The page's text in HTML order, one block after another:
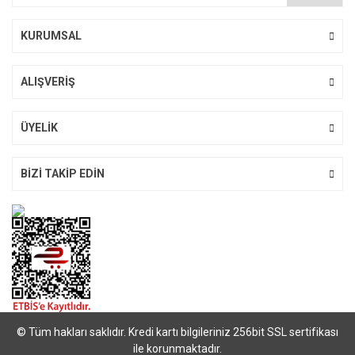
KURUMSAL
ALIŞVERİŞ
ÜYELİK
BİZİ TAKİP EDİN
© Tüm hakları saklıdır. Kredi kartı bilgileriniz 256bit SSL sertifikası
ile korunmaktadır.